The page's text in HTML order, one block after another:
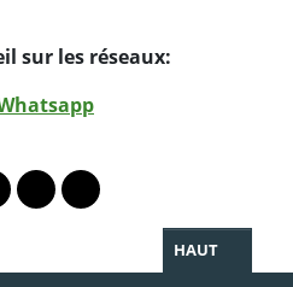
sur les réseaux:
BlueskyInstagram
le profil Linkedin
vers le profil Facebook
Lien vers le profil Twitter
Partager par WhatsApp
HAUT